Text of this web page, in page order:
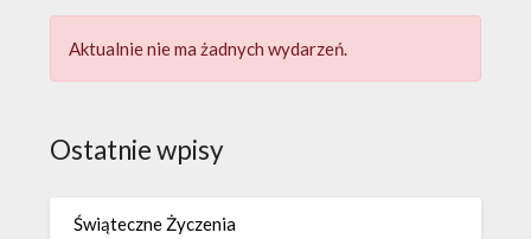
Aktualnie nie ma żadnych wydarzeń.
Ostatnie wpisy
Świąteczne Życzenia